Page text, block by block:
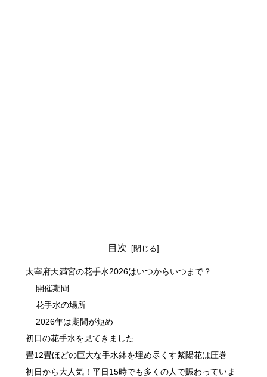
目次
太宰府天満宮の花手水2026はいつからいつまで？
開催期間
花手水の場所
2026年は期間が短め
初日の花手水を見てきました
畳12畳ほどの巨大な手水鉢を埋め尽くす紫陽花は圧巻
初日から大人気！平日15時でも多くの人で賑わっていま